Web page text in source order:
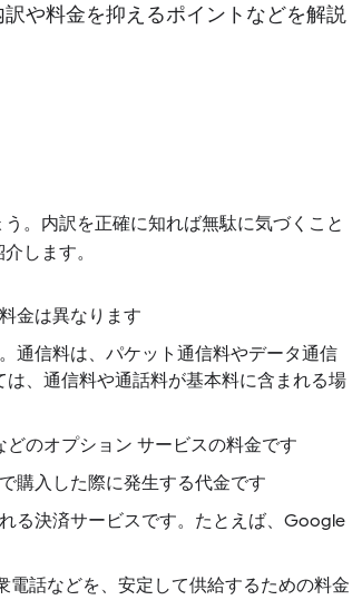
や料金を抑えるポイントなどを解説
。内訳を正確に知れば無駄に気づくこと
します。
金は異なります
通信料は、パケット通信料やデータ通信
、通信料や通話料が基本料に含まれる場
のオプション サービスの料金です
購入した際に発生する代金です
る決済サービスです。たとえば、Google
電話などを、安定して供給するための料金